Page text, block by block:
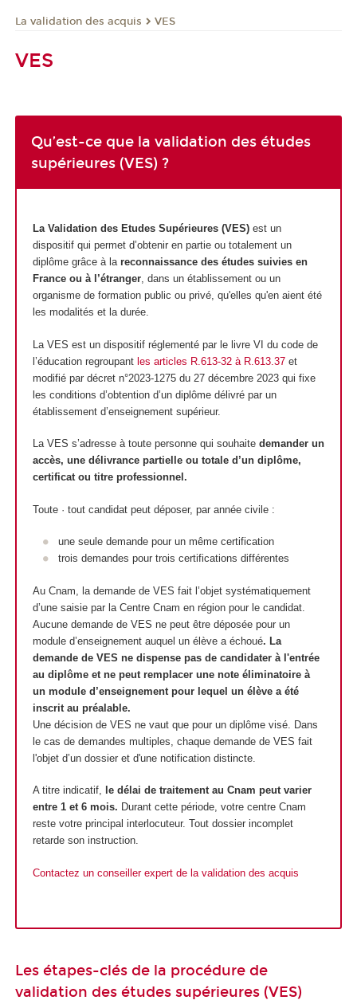
La validation des acquis VES
VES
Qu’est-ce que la validation des études
supérieures (VES) ?
La Validation des Etudes Supérieures (VES)est un
dispositif qui permet d’obtenir en partie ou totalement un
diplôme grâce à la reconnaissance des études suivies en
France ou à l’étranger, dans un établissement ou un
organisme de formation public ou privé, qu'elles qu'en aient été
les modalités et la durée.
La VES est un dispositif réglementé par le livre VI du code de
l’éducation regroupant les articles R.613-32 à R.613.37et
modifié par décret n°2023-1275 du 27 décembre 2023 qui fixe
les conditions d’obtention d’un diplôme délivré par un
établissement d’enseignement supérieur.
La VES s’adresse à toute personne qui souhaite demander un
accès, une délivrance partielle ou totale d’un diplôme,
certificat ou titre professionnel.
Toute · tout candidat peut déposer, par année civile :
une seule demande pour un même certification
trois demandes pour trois certifications différentes
Au Cnam, la demande de VES fait l’objet systématiquement
d’une saisie par la Centre Cnam en région pour le candidat.
Aucune demande de VES ne peut être déposée pour un
module d’enseignement auquel un élève a échoué. La
demande de VES ne dispense pas de candidater à l'entrée
au diplôme etne peut remplacer une note éliminatoire à
un module d’enseignement pour lequel un élève a été
inscrit au préalable.
Une décision de VES ne vaut que pour un diplôme visé. Dans
le cas de demandes multiples, chaque demande de VES fait
l'objet d’un dossier et d'une notification distincte.
A titre indicatif, le délai de traitement au Cnam peut varier
entre 1 et 6 mois. Durant cette période, votre centre Cnam
reste votre principal interlocuteur. Tout dossier incomplet
retarde son instruction.
Contactez un conseiller expert de la validation des acquis
Les étapes-clés de la procédure de
validation des études supérieures (VES)